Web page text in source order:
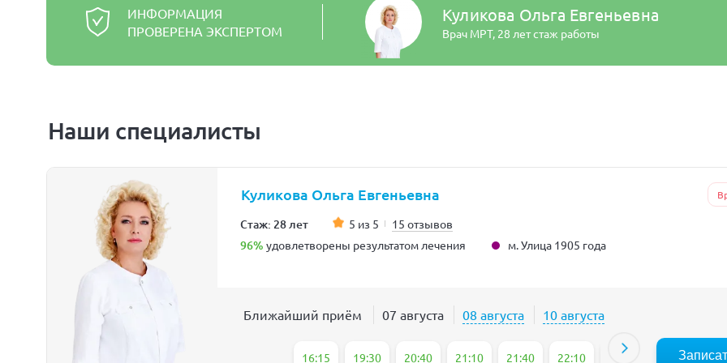
ИНФОРМАЦИЯ
ПРОВЕРЕНА ЭКСПЕРТОМ
Куликова Ольга Евгеньевна
Врач МРТ, 28 лет стаж работы
Наши специалисты
Куликова Ольга Евгеньевна
Стаж: 28 лет 5 из 5 15 отзывов
96% удовлетворены результатом лечения м. Улица 1905 года
Ближайший приём 07 августа 08 августа 10 августа
16:15 19:30 20:40 21:10 21:40 22:10 22:40 23:10